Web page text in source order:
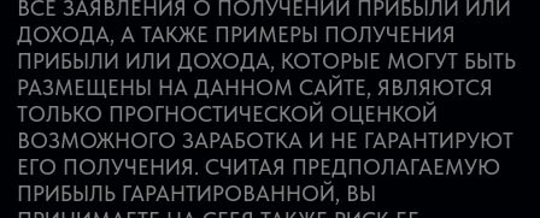
НЕПОЛУЧЕНИЯ.
ПРИ УКАЗАНИИ КОНКРЕТНОЙ ВЕЛИЧИНЫ
ДОХОДА И ИСПОЛЬЗОВАНИИ ЕЕ
ОТНОСИТЕЛЬНО ЛИЦА ИЛИ ВИДА БИЗНЕСА В
КАЧЕСТВЕ ЗАРАБОТАННОЙ ИМИ СУММЫ НЕ
ГАРАНТИРУЕТСЯ ПОЛУЧЕНИЕ ВАМИ
АНАЛОГИЧНОГО ДОХОДА. СЧИТАЯ
ПРЕДПОЛАГАЕМУЮ ПРИБЫЛЬ
ГАРАНТИРОВАННОЙ, ВЫ ТАКЖЕ ПРИНИМАЕТЕ
НА СЕБЯ РИСК ЕЕ НЕПОЛУЧЕНИЯ.